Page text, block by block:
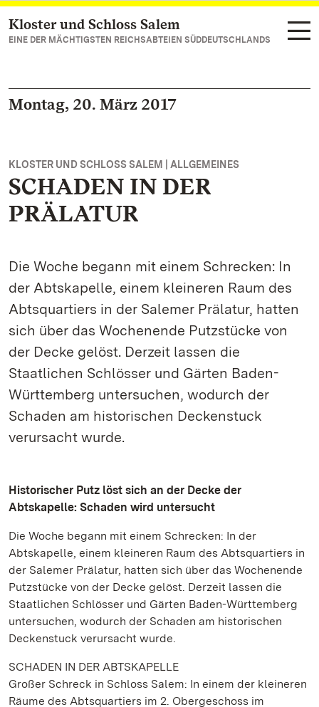
Zum Hauptinhalt springen
Kloster und Schloss Salem
EINE DER MÄCHTIGSTEN REICHSABTEIEN SÜDDEUTSCHLANDS
Montag, 20. März 2017
KLOSTER UND SCHLOSS SALEM | ALLGEMEINES
SCHADEN IN DER
PRÄLATUR
Die Woche begann mit einem Schrecken: In
der Abtskapelle, einem kleineren Raum des
Abtsquartiers in der Salemer Prälatur, hatten
sich über das Wochenende Putzstücke von
der Decke gelöst. Derzeit lassen die
Staatlichen Schlösser und Gärten Baden-
Württemberg untersuchen, wodurch der
Schaden am historischen Deckenstuck
verursacht wurde.
Historischer Putz löst sich an der Decke der
Abtskapelle: Schaden wird untersucht
Die Woche begann mit einem Schrecken: In der
Abtskapelle, einem kleineren Raum des Abtsquartiers in
der Salemer Prälatur, hatten sich über das Wochenende
Putzstücke von der Decke gelöst. Derzeit lassen die
Staatlichen Schlösser und Gärten Baden-Württemberg
untersuchen, wodurch der Schaden am historischen
Deckenstuck verursacht wurde.
SCHADEN IN DER ABTSKAPELLE
Großer Schreck in Schloss Salem: In einem der kleineren
Räume des Abtsquartiers im 2. Obergeschoss im